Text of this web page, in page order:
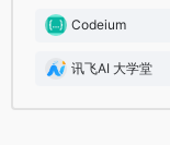
Codeium
讯飞AI 大学堂